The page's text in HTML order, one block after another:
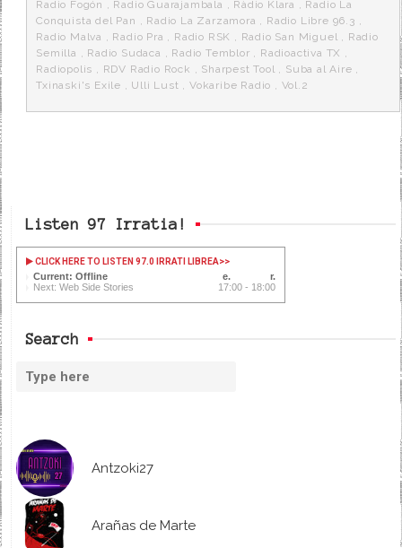
Radio Fogón , Radio Guarajambala , Ràdio Klara , Radio La
Conquista del Pan , Radio La Zarzamora , Radio Libre 96.3 ,
Radio Malva , Radio Pra , Radio RSK , Radio San Miguel , Radio
Semilla , Radio Sudaca , Radio Temblor , Radioactiva TX ,
Radiopolis , RDV Radio Rock , Sharpest Tool , Suba al Aire ,
Txinaski's Exile , Ulli Lust ,Vokaribe Radio , Vol.2
Listen 97 Irratia!
CLICK HERE TO LISTEN 97.0 IRRATI LIBREA>>
Current: Offline
Next: Web Side Stories
17:00 - 18:00
Search
Antzoki27
Arañas de Marte